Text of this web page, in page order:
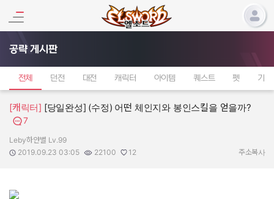
공략 게시판
전체 던전 대전 캐릭터 아이템 퀘스트 펫 기타
[캐릭터] [당일완성] (수정) 어떤 체인지와 봉인스킬을 얻을까?
7
작성자:
Leby하얀별 Lv.99
작성일:
2019.09.23 03:05
조회수:
22100
추천수:
12 주소복사